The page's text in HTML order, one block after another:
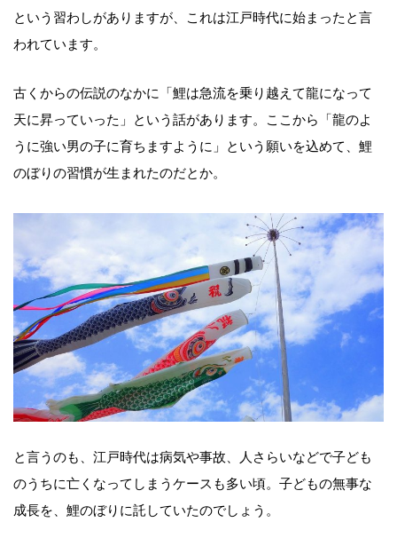
という習わしがありますが、これは江戸時代に始まったと言
われています。
古くからの伝説のなかに「鯉は急流を乗り越えて龍になって
天に昇っていった」という話があります。ここから「龍のよ
うに強い男の子に育ちますように」という願いを込めて、鯉
のぼりの習慣が生まれたのだとか。
と言うのも、江戸時代は病気や事故、人さらいなどで子ども
のうちに亡くなってしまうケースも多い頃。子どもの無事な
成長を、鯉のぼりに託していたのでしょう。